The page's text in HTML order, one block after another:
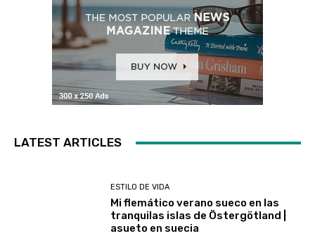
LATEST ARTICLES
ESTILO DE VIDA
Mi flemático verano sueco en las
tranquilas islas de Östergötland |
asueto en suecia